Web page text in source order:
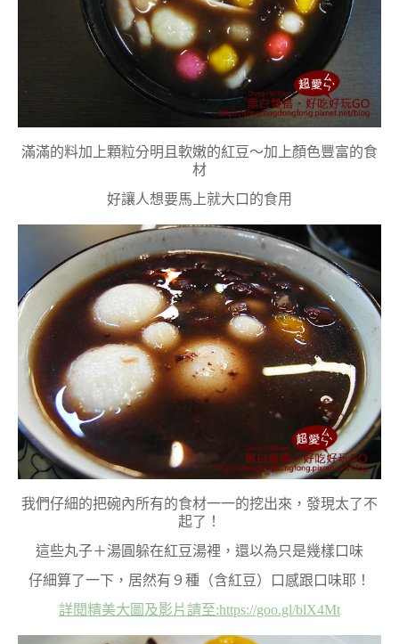
滿滿的料加上顆粒分明且軟嫩的紅豆～加上顏色豐富的食
材
好讓人想要馬上就大口的食用
我們仔細的把碗內所有的食材一一的挖出來，發現太了不
起了！
這些丸子＋湯圓躲在紅豆湯裡，還以為只是幾樣口味
仔細算了一下，居然有９種（含紅豆）口感跟口味耶！
詳閱精美大圖及影片請至:https://goo.gl/blX4Mt